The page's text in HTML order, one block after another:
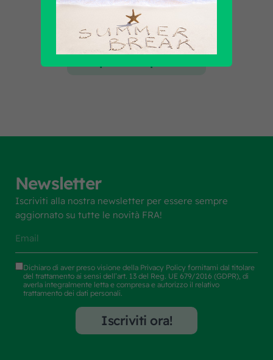
Newsletter
Iscriviti alla nostra newsletter per essere sempre
aggiornato su tutte le novità FRA!
Dichiaro di aver preso visione della Privacy Policy fornitami dal titolare
del trattamento ai sensi dell’art. 13 del Reg. UE 679/2016 (GDPR), di
averla integralmente letta e compresa e autorizzo il relativo
trattamento dei dati personali.
Iscriviti ora!